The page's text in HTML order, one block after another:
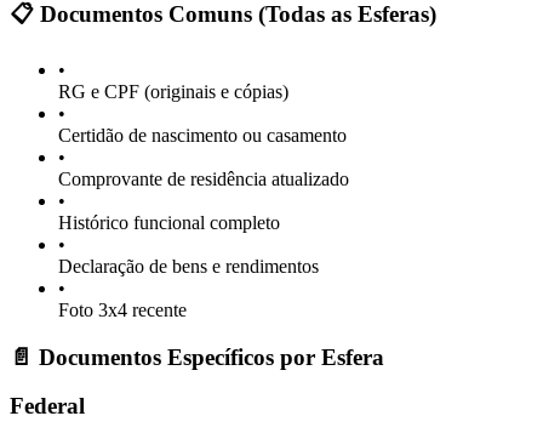
📋 Documentos Comuns (Todas as Esferas)
•
RG e CPF (originais e cópias)
•
Certidão de nascimento ou casamento
•
Comprovante de residência atualizado
•
Histórico funcional completo
•
Declaração de bens e rendimentos
•
Foto 3x4 recente
📄 Documentos Específicos por Esfera
Federal